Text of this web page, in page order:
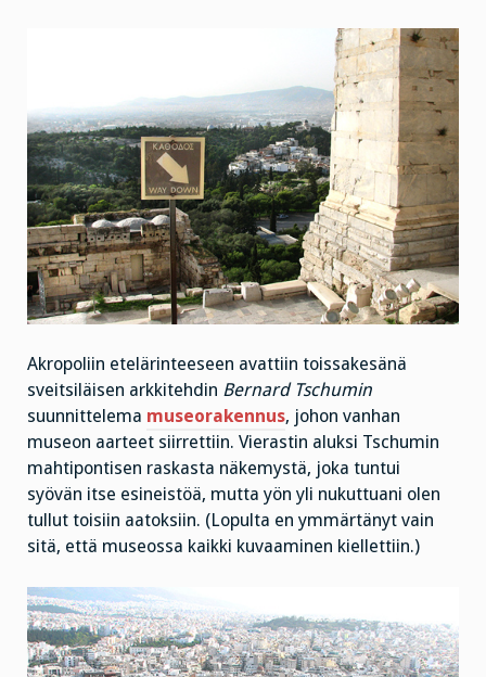
Akropoliin etelärinteeseen avattiin toissakesänä
sveitsiläisen arkkitehdin Bernard Tschumin
suunnittelema museorakennus, johon vanhan
museon aarteet siirrettiin. Vierastin aluksi Tschumin
mahtipontisen raskasta näkemystä, joka tuntui
syövän itse esineistöä, mutta yön yli nukuttuani olen
tullut toisiin aatoksiin. (Lopulta en ymmärtänyt vain
sitä, että museossa kaikki kuvaaminen kiellettiin.)